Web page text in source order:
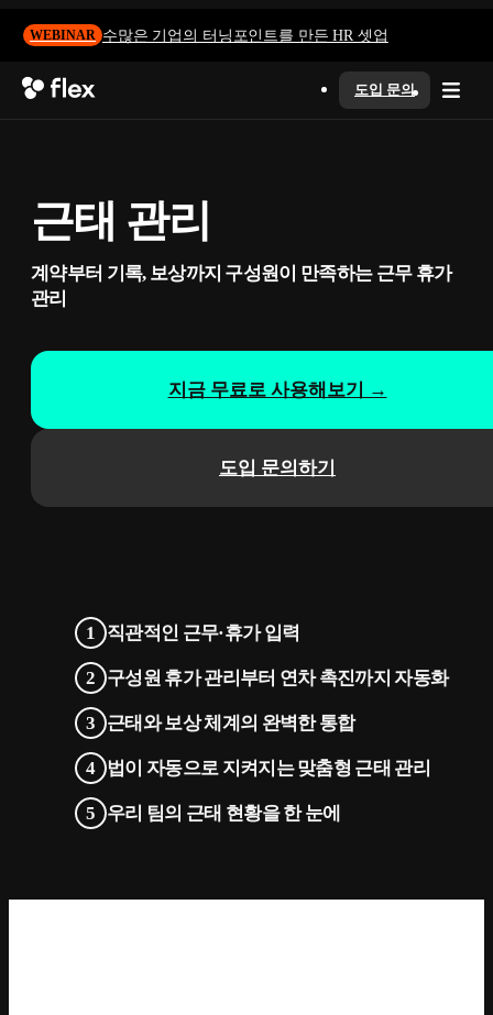
WEBINAR 수많은 기업의 터닝포인트를 만든 HR 셋업
도입 문의
근태 관리
계약부터 기록, 보상까지 구성원이 만족하는 근무 휴가
관리
지금 무료로 사용해보기 →
도입 문의하기
직관적인 근무·휴가 입력
구성원 휴가 관리부터 연차 촉진까지 자동화
근태와 보상 체계의 완벽한 통합
법이 자동으로 지켜지는 맞춤형 근태 관리
우리 팀의 근태 현황을 한 눈에